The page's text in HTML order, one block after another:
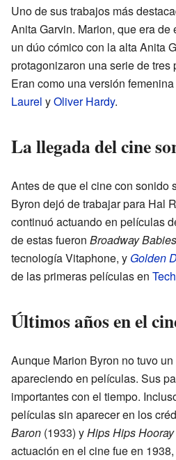
Uno de sus trabajos más
Anita Garvin. Marion, que era de
un dúo cómico con la alta Anita
protagonizaron una serie de
Eran como una versión
Laurel yOliver Hardy.
La llegada del cine
Antes de que el cine con sonido
Byron dejó de trabajar para Hal
continuó actuando en películas
de estas fueron Broadway Babies
tecnología Vitaphone, y Golden
de las primeras películas en
Últimos años en el
Aunque Marion Byron no tuvo
apareciendo en películas. Sus
importantes con el tiempo.
películas sin aparecer en los
Baron (1933) yHips Hips Hooray
actuación en el cine fue en